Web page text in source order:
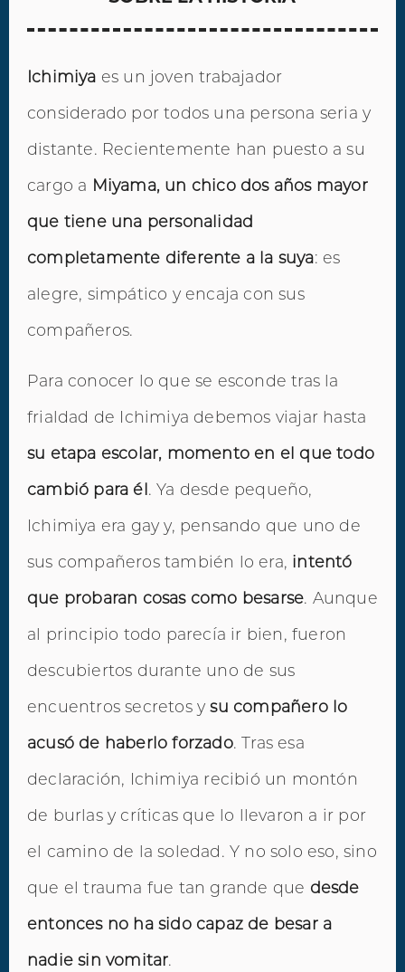
Ichimiya es un joven trabajador
considerado por todos una persona seria y
distante. Recientemente han puesto a su
cargo a Miyama, un chico dos años mayor
que tiene una personalidad
completamente diferente a la suya: es
alegre, simpático y encaja con sus
compañeros.
Para conocer lo que se esconde tras la
frialdad de Ichimiya debemos viajar hasta
su etapa escolar, momento en el que todo
cambió para él. Ya desde pequeño,
Ichimiya era gay y, pensando que uno de
sus compañeros también lo era, intentó
que probaran cosas como besarse. Aunque
al principio todo parecía ir bien, fueron
descubiertos durante uno de sus
encuentros secretos ysu compañero lo
acusó de haberlo forzado. Tras esa
declaración, Ichimiya recibió un montón
de burlas y críticas que lo llevaron a ir por
el camino de la soledad. Y no solo eso, sino
que el trauma fue tan grande que desde
entonces no ha sido capaz de besar a
nadie sin vomitar.